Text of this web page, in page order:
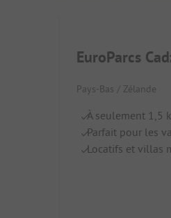
EuroParcs
Pays-Bas / Zélande
À seulement 1,5
Parfait pour les
Locatifs et villas